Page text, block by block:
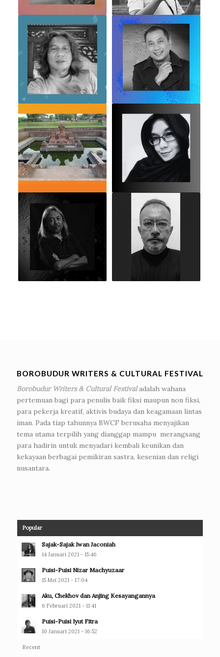
BOROBUDUR WRITERS & CULTURAL FESTIVAL
Borobudur Writers & Cultural Festivaladalah wahana
pertemuan bagi para penulis baik fiksi maupun non fiksi,
para pekerja kreatif, aktivis budaya dan keagamaan lintas
iman. Pada tiap tahunnya BWCF berusaha menyajikan
tema utama terpilih yang dianggap mampu merangsang
para hadirin untuk menyadari kembali keunikan dan
kekayaan berbagai pemikiran sastra, kesenian dan religi
nusantara.
Popular
Sajak-Sajak Iwan Jaconiah
14 Januari 2021 - 15:46
Puisi-Puisi Nizar Machyuzaar
15 Mei 2021 - 17:04
Aku, Chekhov dan Anjing Kesayangannya
6 Februari 2021 - 11:41
Puisi-Puisi Iyut Fitra
10 Januari 2021 - 16:52
Recent